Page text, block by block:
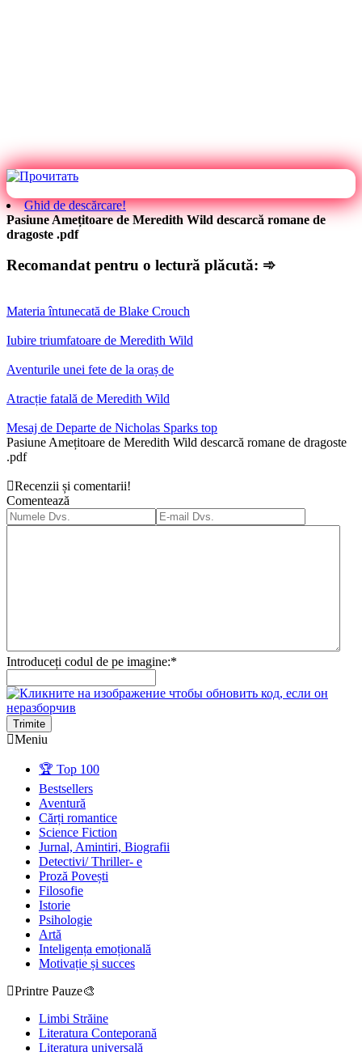
Ghid de descărcare!
Pasiune Amețitoare de Meredith Wild descarcă romane de
dragoste .pdf
Recomandat pentru o lectură plăcută: ➾
Materia întunecată de Blake Crouch
Iubire triumfatoare de Meredith Wild
Aventurile unei fete de la oraș de
Atracție fatală de Meredith Wild
Mesaj de Departe de Nicholas Sparks top
Pasiune Amețitoare de Meredith Wild descarcă romane de dragoste
.pdf
Recenzii și comentarii!
Comentează
Introduceți codul de pe imagine:*
Trimite
Meniu
🏆 Top 100
Bestsellers
Aventură
Cărți romantice
Science Fiction
Jurnal, Amintiri, Biografii
Detectivi/ Thriller- e
Proză Povești
Filosofie
Istorie
Psihologie
Artă
Inteligența emoțională
Motivație și succes
Printre Pauze🎨
Limbi Străine
Literatura Conteporană
Literatura universală